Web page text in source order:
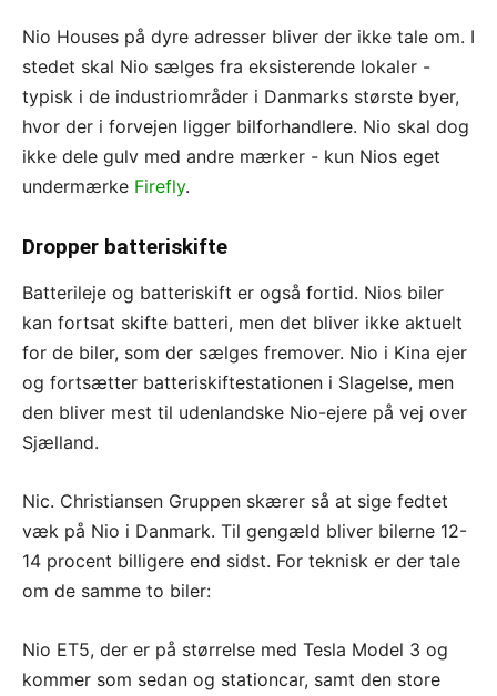
Nio Houses på dyre adresser bliver der ikke tale om. I
stedet skal Nio sælges fra eksisterende lokaler -
typisk i de industriområder i Danmarks største byer,
hvor der i forvejen ligger bilforhandlere. Nio skal dog
ikke dele gulv med andre mærker - kun Nios eget
undermærke Firefly.
Dropper batteriskifte
Batterileje og batteriskift er også fortid. Nios biler
kan fortsat skifte batteri, men det bliver ikke aktuelt
for de biler, som der sælges fremover. Nio i Kina ejer
og fortsætter batteriskiftestationen i Slagelse, men
den bliver mest til udenlandske Nio-ejere på vej over
Sjælland.
Nic. Christiansen Gruppen skærer så at sige fedtet
væk på Nio i Danmark. Til gengæld bliver bilerne 12-
14 procent billigere end sidst. For teknisk er der tale
om de samme to biler:
Nio ET5, der er på størrelse med Tesla Model 3 og
kommer som sedan og stationcar, samt den store